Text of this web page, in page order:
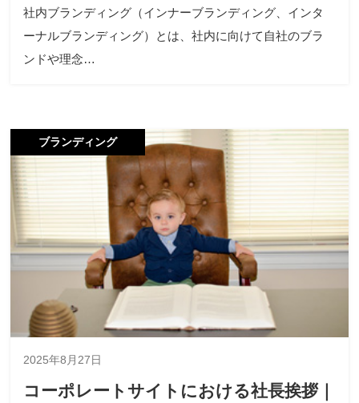
社内ブランディング（インナーブランディング、インタ
ーナルブランディング）とは、社内に向けて自社のブラ
ンドや理念…
ブランディング
2025年8月27日
コーポレートサイトにおける社長挨拶｜